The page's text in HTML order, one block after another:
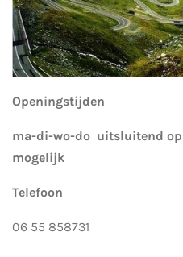
Openingstijden
ma-di-wo-do uitsluitend op
mogelijk
Telefoon
06 55 858731